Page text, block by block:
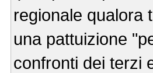
regionale qualora
una pattuizione
confronti dei terzi